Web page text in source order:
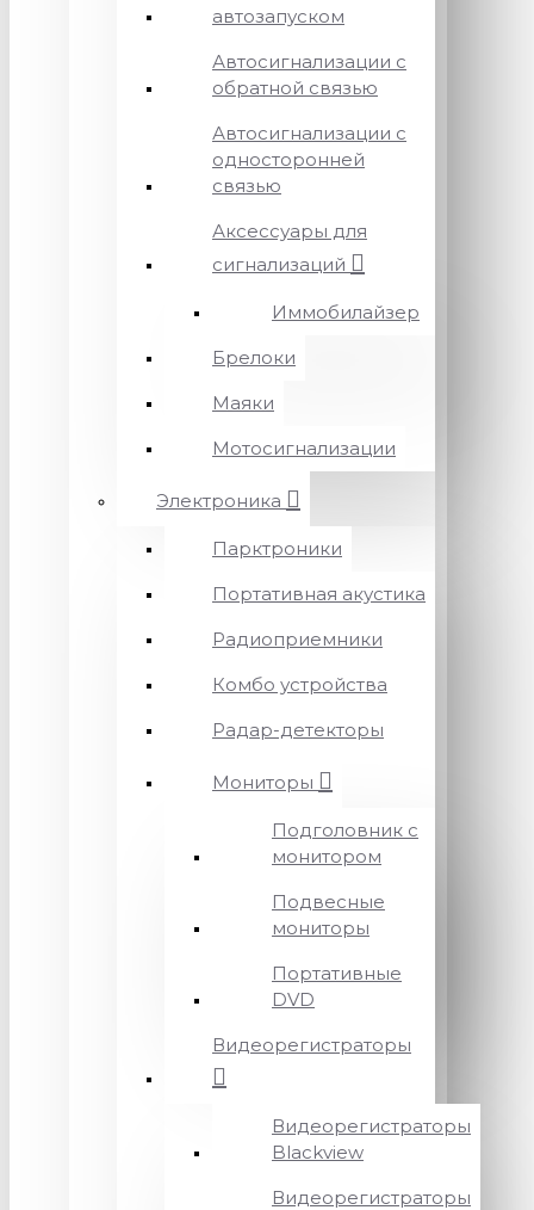
автозапуском
Автосигнализации с
обратной связью
Автосигнализации с
односторонней
связью
Аксессуары для
сигнализаций
Иммобилайзер
Брелоки
Маяки
Мотосигнализации
Электроника
Парктроники
Портативная акустика
Радиоприемники
Комбо устройства
Радар-детекторы
Мониторы
Подголовник с
монитором
Подвесные
мониторы
Портативные
DVD
Видеорегистраторы
Видеорегистраторы
Blackview
Видеорегистраторы